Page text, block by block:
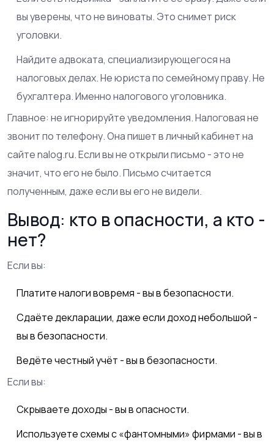
вы уверены, что не виноваты. Это снимет риск
уголовки.
Найдите адвоката, специализирующегося на
налоговых делах. Не юриста по семейному праву. Не
бухгалтера. Именно налогового уголовника.
Главное: не игнорируйте уведомления. Налоговая не
звонит по телефону. Она пишет в личный кабинет на
сайте nalog.ru. Если вы не открыли письмо - это не
значит, что его не было. Письмо считается
полученным, даже если вы его не видели.
Вывод: кто в опасности, а кто -
нет?
Если вы:
Платите налоги вовремя - вы в безопасности.
Сдаёте декларации, даже если доход небольшой -
вы в безопасности.
Ведёте честный учёт - вы в безопасности.
Если вы:
Скрываете доходы - вы в опасности.
Используете схемы с «фантомными» фирмами - вы в